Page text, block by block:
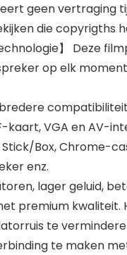
geen vertraging
die copyrigths
】 Deze
op elk
kaart, VGA en AV-
Box, Chrome-
enz.
lager geluid,
premium kwaliteit.
te
te maken